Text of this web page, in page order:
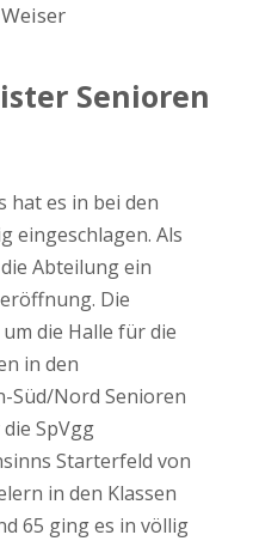
Senioren
hat es in bei den
eingeschlagen. Als
Abteilung ein
Die
die Halle für die
in den
Süd/Nord Senioren
SpVgg
Starterfeld von
in den Klassen
65 ging es in völlig